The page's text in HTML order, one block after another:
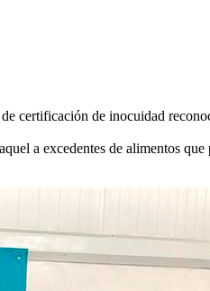
certificación de inocuidad
a excedentes de alimentos